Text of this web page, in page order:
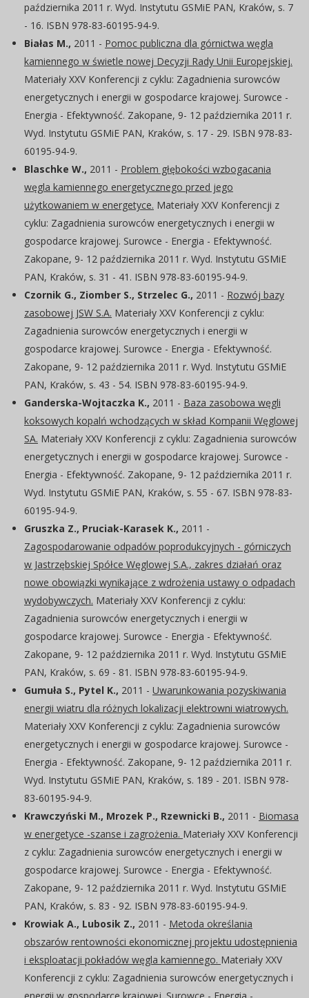
października 2011 r. Wyd. Instytutu GSMiE PAN, Kraków, s. 7
- 16. ISBN 978-83-60195-94-9.
Białas M., 2011 - Pomoc publiczna dla górnictwa węgla
kamiennego w świetle nowej Decyzji Rady Unii Europejskiej.
Materiały XXV Konferencji z cyklu: Zagadnienia surowców
energetycznych i energii w gospodarce krajowej. Surowce -
Energia - Efektywność. Zakopane, 9- 12 października 2011 r.
Wyd. Instytutu GSMiE PAN, Kraków, s. 17 - 29. ISBN 978-83-
60195-94-9.
Blaschke W., 2011 - Problem głębokości wzbogacania
węgla kamiennego energetycznego przed jego
użytkowaniem w energetyce. Materiały XXV Konferencji z
cyklu: Zagadnienia surowców energetycznych i energii w
gospodarce krajowej. Surowce - Energia - Efektywność.
Zakopane, 9- 12 października 2011 r. Wyd. Instytutu GSMiE
PAN, Kraków, s. 31 - 41. ISBN 978-83-60195-94-9.
Czornik G., Ziomber S., Strzelec G., 2011 - Rozwój bazy
zasobowej JSW S.A. Materiały XXV Konferencji z cyklu:
Zagadnienia surowców energetycznych i energii w
gospodarce krajowej. Surowce - Energia - Efektywność.
Zakopane, 9- 12 października 2011 r. Wyd. Instytutu GSMiE
PAN, Kraków, s. 43 - 54. ISBN 978-83-60195-94-9.
Ganderska-Wojtaczka K., 2011 - Baza zasobowa węgli
koksowych kopalń wchodzących w skład Kompanii Węglowej
SA. Materiały XXV Konferencji z cyklu: Zagadnienia surowców
energetycznych i energii w gospodarce krajowej. Surowce -
Energia - Efektywność. Zakopane, 9- 12 października 2011 r.
Wyd. Instytutu GSMiE PAN, Kraków, s. 55 - 67. ISBN 978-83-
60195-94-9.
Gruszka Z., Pruciak-Karasek K., 2011 -
Zagospodarowanie odpadów poprodukcyjnych - górniczych
w Jastrzębskiej Spółce Węglowej S.A., zakres działań oraz
nowe obowiązki wynikające z wdrożenia ustawy o odpadach
wydobywczych. Materiały XXV Konferencji z cyklu:
Zagadnienia surowców energetycznych i energii w
gospodarce krajowej. Surowce - Energia - Efektywność.
Zakopane, 9- 12 października 2011 r. Wyd. Instytutu GSMiE
PAN, Kraków, s. 69 - 81. ISBN 978-83-60195-94-9.
Gumuła S., Pytel K., 2011 - Uwarunkowania pozyskiwania
energii wiatru dla różnych lokalizacji elektrowni wiatrowych.
Materiały XXV Konferencji z cyklu: Zagadnienia surowców
energetycznych i energii w gospodarce krajowej. Surowce -
Energia - Efektywność. Zakopane, 9- 12 października 2011 r.
Wyd. Instytutu GSMiE PAN, Kraków, s. 189 - 201. ISBN 978-
83-60195-94-9.
Krawczyński M., Mrozek P., Rzewnicki B., 2011 - Biomasa
w energetyce -szanse i zagrożenia. Materiały XXV Konferencji
z cyklu: Zagadnienia surowców energetycznych i energii w
gospodarce krajowej. Surowce - Energia - Efektywność.
Zakopane, 9- 12 października 2011 r. Wyd. Instytutu GSMiE
PAN, Kraków, s. 83 - 92. ISBN 978-83-60195-94-9.
Krowiak A., Lubosik Z., 2011 - Metoda określania
obszarów rentowności ekonomicznej projektu udostępnienia
i eksploatacji pokładów węgla kamiennego. Materiały XXV
Konferencji z cyklu: Zagadnienia surowców energetycznych i